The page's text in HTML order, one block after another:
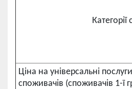
Ціна на універсальні
споживачів (споживачів 1-ї